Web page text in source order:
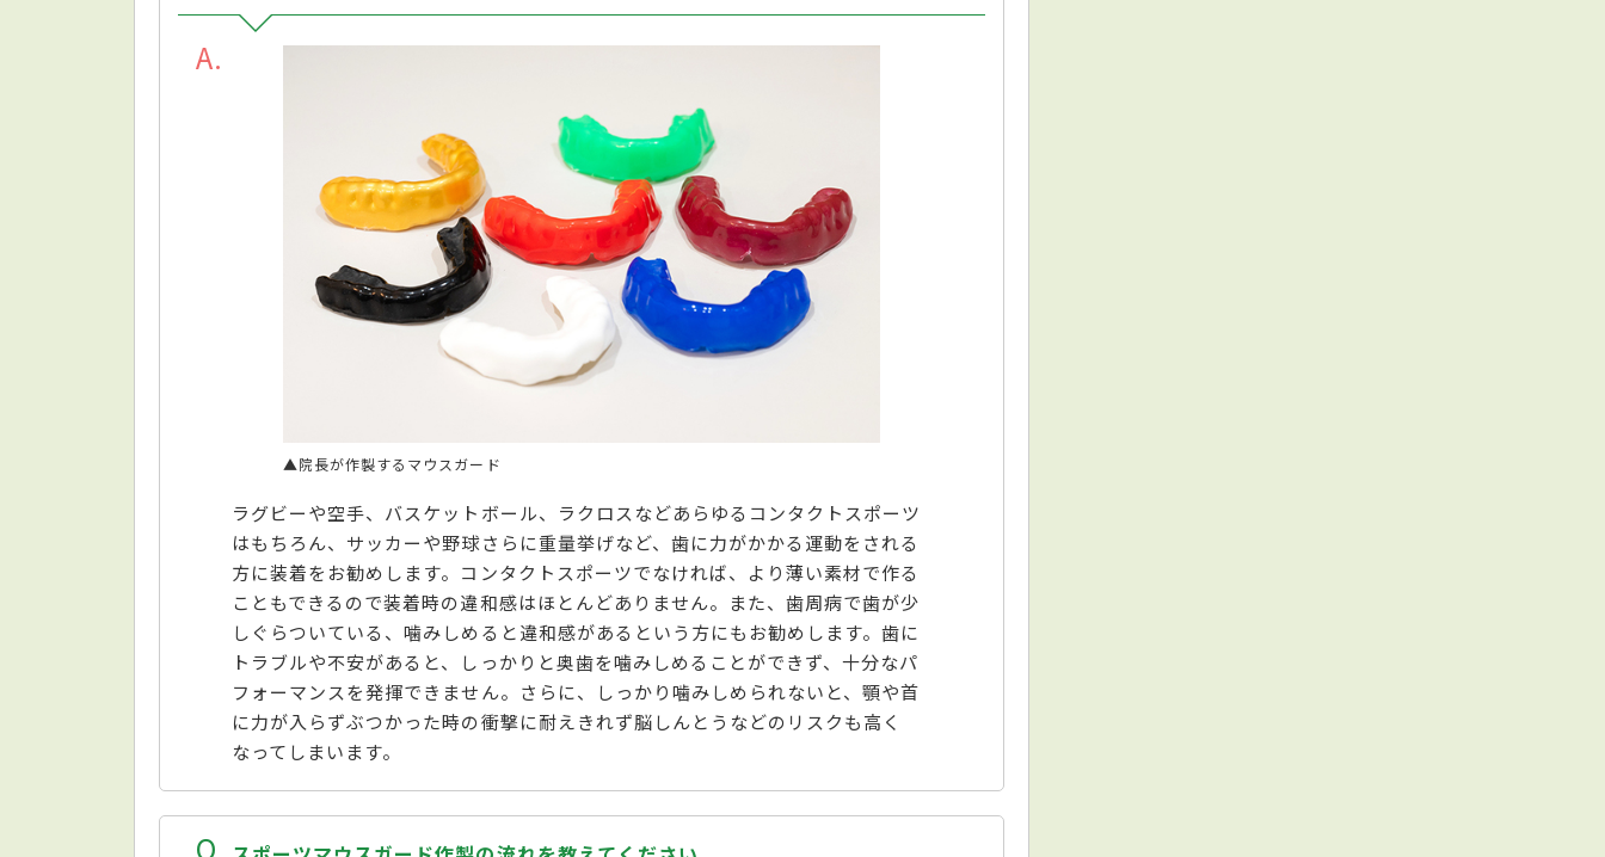
A
▲院長が作製するマウスガード
ラグビーや空手、バスケットボール、ラクロスなどあらゆるコンタクトスポーツ
はもちろん、サッカーや野球さらに重量挙げなど、歯に力がかかる運動をされる
方に装着をお勧めします。コンタクトスポーツでなければ、より薄い素材で作る
こともできるので装着時の違和感はほとんどありません。また、歯周病で歯が少
しぐらついている、噛みしめると違和感があるという方にもお勧めします。歯に
トラブルや不安があると、しっかりと奥歯を噛みしめることができず、十分なパ
フォーマンスを発揮できません。さらに、しっかり噛みしめられないと、顎や首
に力が入らずぶつかった時の衝撃に耐えきれず脳しんとうなどのリスクも高く
なってしまいます。
Q